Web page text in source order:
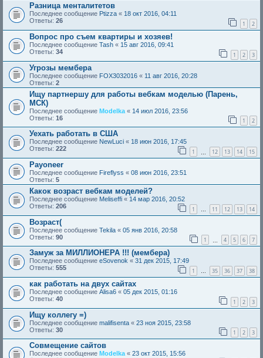
Разница менталитетов
Последнее сообщение Ptizza « 18 окт 2016, 04:11
Ответы: 26 1 2
Вопрос про съем квартиры и хозяев!
Последнее сообщение Tash « 15 авг 2016, 09:41
Ответы: 34 1 2 3
Угрозы мембера
Последнее сообщение FOX3032016 « 11 авг 2016, 20:28
Ответы: 2
Ищу партнершу для работы вебкам моделью (Парень,
МСК)
Последнее сообщение Modelka « 14 июл 2016, 23:56
Ответы: 16 1 2
Уехать работать в США
Последнее сообщение NewLuci « 18 июн 2016, 17:45
Ответы: 222 1 12 13 14 15
Payoneer
Последнее сообщение Fireflyss « 08 июн 2016, 23:51
Ответы: 5
Какок возраст вебкам моделей?
Последнее сообщение Meliseffi « 14 мар 2016, 20:52
Ответы: 206 1 … 11 12 13 14
Возраст(
Последнее сообщение Tekila « 05 янв 2016, 20:58
Ответы: 90 1 4 5 6 7
Замуж за МИЛЛИОНЕРА !!! (мембера)
Последнее сообщение eSovenok « 31 дек 2015, 17:49
Ответы: 555 1 … 35 36 37 38
как работать на двух сайтах
Последнее сообщение Alisa6 « 05 дек 2015, 01:16
Ответы: 40 1 2 3
Ищу коллегу =)
Последнее сообщение malifisenta « 23 ноя 2015, 23:58
Ответы: 30 1 2 3
Совмещение сайтов
Последнее сообщение Modelka « 23 окт 2015, 15:56